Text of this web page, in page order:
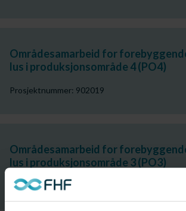
Områdesamarbeid for
lus i produksjonsområde 4 (PO4)
Prosjektnummer: 902019
Områdesamarbeid for
lus i produksjonsområde 3 (PO3)
Prosjektnummer: 902015